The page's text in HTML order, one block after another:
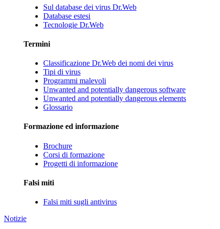
Sul database dei virus Dr.Web
Database estesi
Tecnologie Dr.Web
Termini
Classificazione Dr.Web dei nomi dei virus
Tipi di virus
Programmi malevoli
Unwanted and potentially dangerous software
Unwanted and potentially dangerous elements
Glossario
Formazione ed informazione
Brochure
Corsi di formazione
Progetti di informazione
Falsi miti
Falsi miti sugli antivirus
Notizie